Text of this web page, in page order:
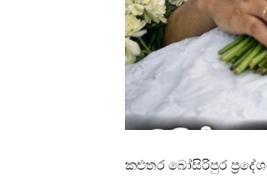
කළුතර බෝසිරිපුර